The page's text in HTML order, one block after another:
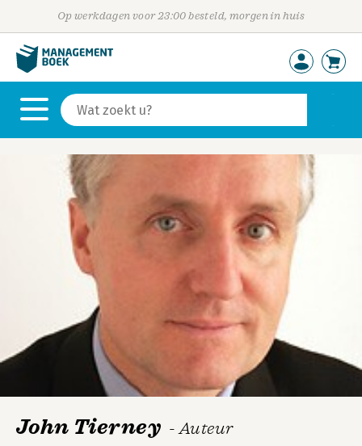
Op werkdagen voor 23:00 besteld, morgen in huis
John Tierney - Auteur